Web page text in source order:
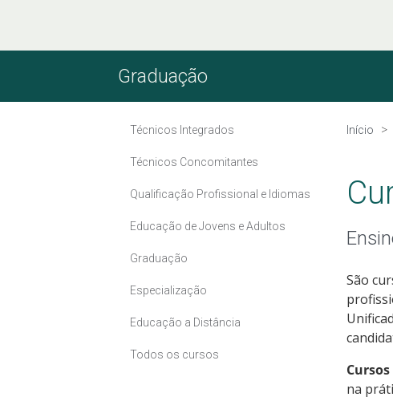
Graduação
Técnicos Integrados
Técnicos Concomitantes
Qualificação Profissional e Idiomas
Educação de Jovens e Adultos
Graduação
Especialização
Educação a Distância
Todos os cursos
Início
São
na